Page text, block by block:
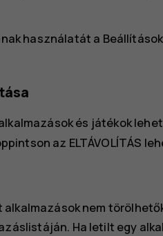
használatát a Beállítások
és játékok
az ELTÁVOLÍTÁS
nem
Ha letilt egy